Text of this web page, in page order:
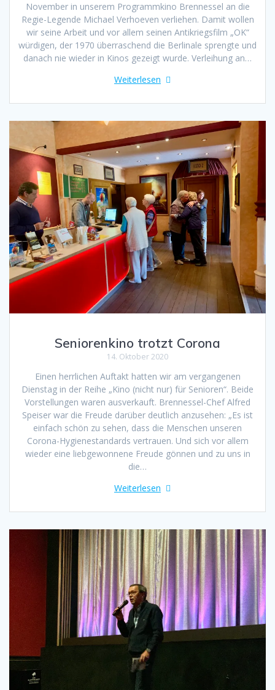
November in unserem Programmkino Brennessel an die
Regie-Legende Michael Verhoeven verliehen. Damit wollen
wir seine Arbeit und vor allem seinen Antikriegsfilm „OK“
würdigen, der 1970 überraschend die Berlinale sprengte und
danach nie wieder in Kinos gezeigt wurde. Verleihung an…
Weiterlesen
Seniorenkino trotzt Corona
14. Oktober 2020
Einen herrlichen Auftakt hatten wir am vergangenen
Dienstag in der Reihe „Kino (nicht nur) für Senioren“. Beide
Vorstellungen waren ausverkauft. Brennessel-Chef Alfred
Speiser war die Freude darüber deutlich anzusehen: „Es ist
einfach schön zu sehen, dass die Menschen unseren
Corona-Hygienestandards vertrauen. Und sich vor allem
wieder eine liebgewonnene Freude gönnen und zu uns in
die…
Weiterlesen